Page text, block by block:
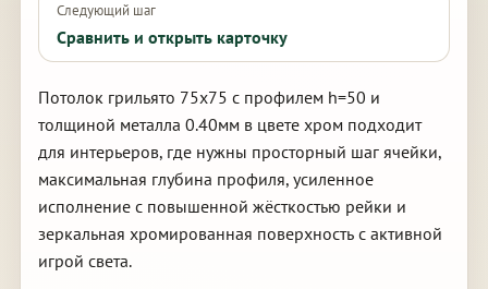
Следующий шаг
Сравнить и открыть карточку
Потолок грильято 75х75 с профилем h=50 и
толщиной металла 0.40мм в цвете хром подходит
для интерьеров, где нужны просторный шаг ячейки,
максимальная глубина профиля, усиленное
исполнение с повышенной жёсткостью рейки и
зеркальная хромированная поверхность с активной
игрой света.